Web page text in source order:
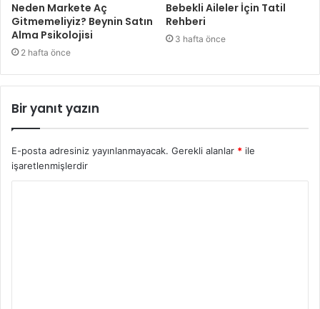
Neden Markete Aç
Gitmemeliyiz? Beynin Satın
Alma Psikolojisi
2 hafta önce
Bebekli Aileler İçin Tatil
Rehberi
3 hafta önce
Bir yanıt yazın
E-posta adresiniz yayınlanmayacak. Gerekli alanlar * ile
işaretlenmişlerdir